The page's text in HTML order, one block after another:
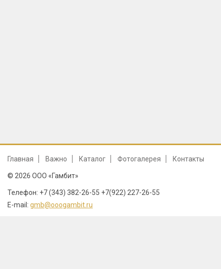
Главная Важно Каталог Фотогалерея Контакты
© 2026 ООО «Гамбит»
Телефон: +7 (343) 382-26-55 +7(922) 227-26-55
E-mail: gmb@ooogambit.ru